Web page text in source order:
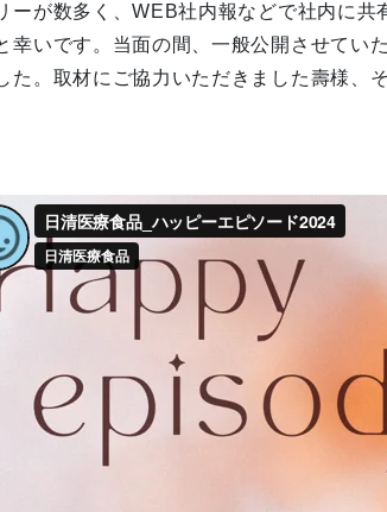
ーが数多く、WEB社内報などで社内に
幸いです。当面の間、一般公開させてい
た。取材にご協力いただきました壽様、